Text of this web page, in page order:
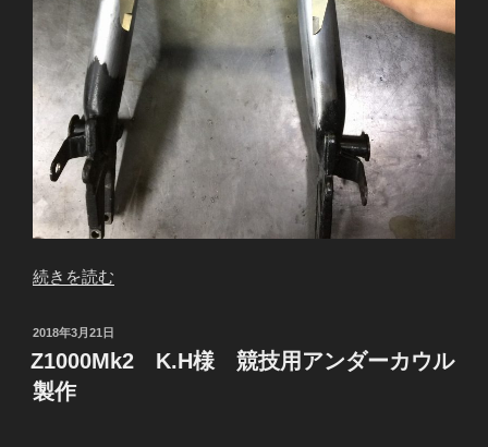
“Z1000Mk2
様
ワ
ー
ク
続きを読む
投
稿
日:
2018年3月21日
Z1000Mk2 K.H様 競技用アンダーカウル
製作